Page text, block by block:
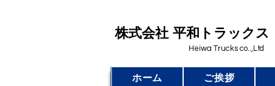
​株式会社 平和トラックス
Heiwa Trucks co..,Ltd
ホーム ご挨拶